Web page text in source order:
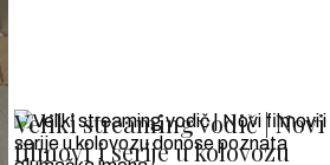
Veliki streaming vodič | Novi
filmovi i serije u kolovozu